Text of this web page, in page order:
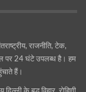
राजनीति, टेक,
पर 24 घंटे उपलब्ध है। हम
हैं।
के बुद्ध विहार, रोहिणी